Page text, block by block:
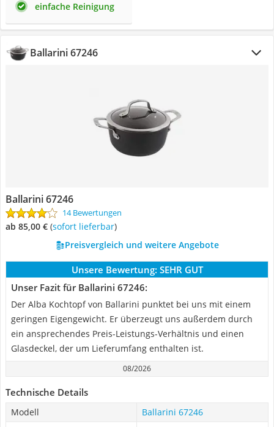
einfache Reinigung
Ballarini 67246
Ballarini 67246
14 Bewertungen
ab 85,00 € ( Sofort lieferbar)
Preisvergleich und weitere Angebote
Unsere Bewertung: SEHR GUT
Unser Fazit für Ballarini 67246:
Der Alba Kochtopf von Ballarini punktet bei uns mit einem
geringen Eigengewicht. Er überzeugt uns außerdem durch
ein ansprechendes Preis-Leistungs-Verhältnis und einen
Glasdeckel, der um Lieferumfang enthalten ist.
08/2026
Technische Details
Modell
Ballarini 67246